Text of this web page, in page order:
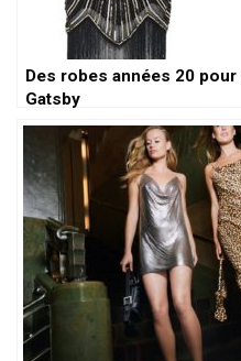
Des robes années 20
Gatsby